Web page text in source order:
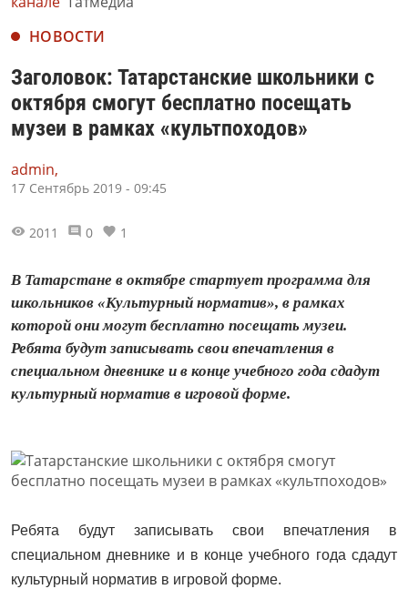
НОВОСТИ
Заголовок: Татарстанские школьники с
октября смогут бесплатно посещать
музеи в рамках «культпоходов»
admin,
17 Сентябрь 2019 - 09:45
2011 0 1
В Татарстане в октябре стартует программа для
школьников «Культурный норматив», в рамках
которой они могут бесплатно посещать музеи.
Ребята будут записывать свои впечатления в
специальном дневнике и в конце учебного года сдадут
культурный норматив в игровой форме.
Ребята будут записывать свои впечатления в
специальном дневнике и в конце учебного года сдадут
культурный норматив в игровой форме.